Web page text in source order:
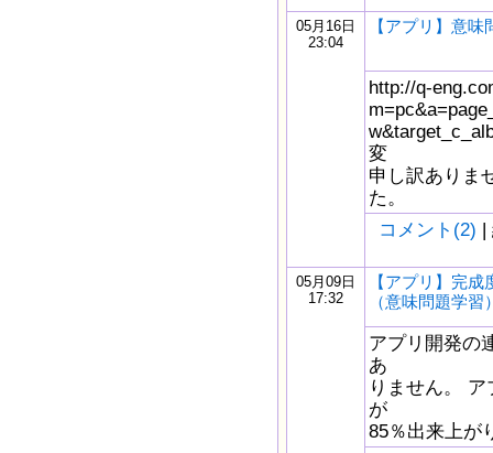
05月16日
23:04
【アプリ】意味
http://q-
変
申し訳ありま
た。
コメント(2) |
05月09日
17:32
【アプリ】完
（意味問題学習
アプリ開発の
あ
りません。
が
85％出来上が